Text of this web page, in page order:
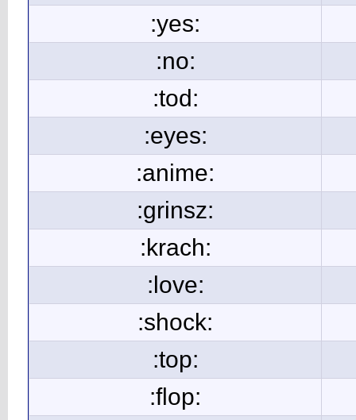
:yes:
:no:
:tod:
:eyes:
:anime:
:grinsz:
:krach:
:love:
:shock:
:top:
:flop: